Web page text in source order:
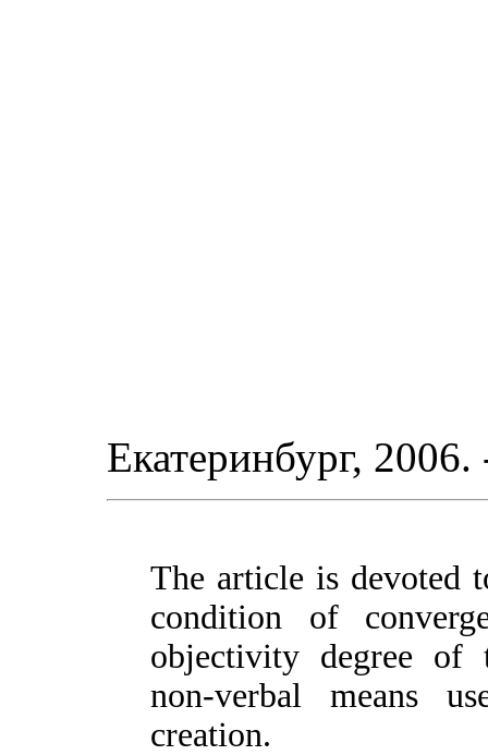
Екатеринбург,
The article is devoted
condition of
objectivity degree of
non-verbal means
creation.